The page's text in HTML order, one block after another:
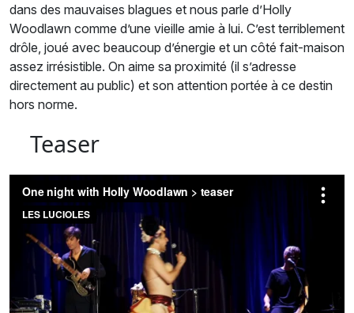
dans des mauvaises blagues et nous parle d’Holly
Woodlawn comme d’une vieille amie à lui. C’est terriblement
drôle, joué avec beaucoup d’énergie et un côté fait-maison
assez irrésistible. On aime sa proximité (il s’adresse
directement au public) et son attention portée à ce destin
hors norme.
Teaser